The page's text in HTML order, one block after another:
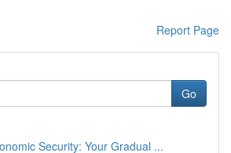
Report Page
Go
Security: Your Gradual ...